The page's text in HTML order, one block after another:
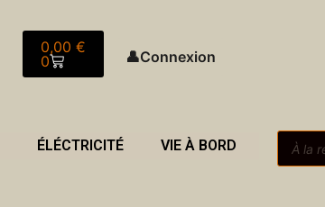
0,00 €
0
Panier
👤Connexion
ÉLÉCTRICITÉ VIE À BORD
de